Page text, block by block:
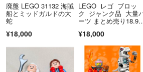
廃盤 LEGO 31132 海賊
船とミッドガルドの大
蛇
¥18,000
LEGO レゴ ブロッ
ク ジャンク品 大量
ーツ まとめ売り18.9
¥18,000